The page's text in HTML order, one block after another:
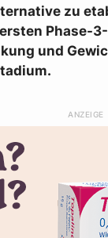
zu
Phase-
und
ANZEIGE